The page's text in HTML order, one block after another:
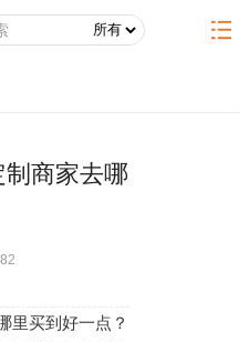
商家去哪
里买到好一点？